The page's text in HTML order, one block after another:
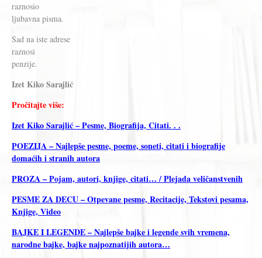
raznosio
ljubavna pisma.
Sad na iste adrese
raznosi
penzije.
Izet Kiko Sarajlić
Pročitajte više:
Izet Kiko Sarajlić – Pesme, Biografija, Citati. . .
POEZIJA – Najlepše pesme, poeme, soneti, citati i biografije
domaćih i stranih autora
PROZA – Pojam, autori, knjige, citati… / Plejada veličanstvenih
PESME ZA DECU – Otpevane pesme, Recitacije, Tekstovi pesama,
Knjige, Video
BAJKE I LEGENDE – Najlepše bajke i legende svih vremena,
narodne bajke, bajke najpoznatijih autora…